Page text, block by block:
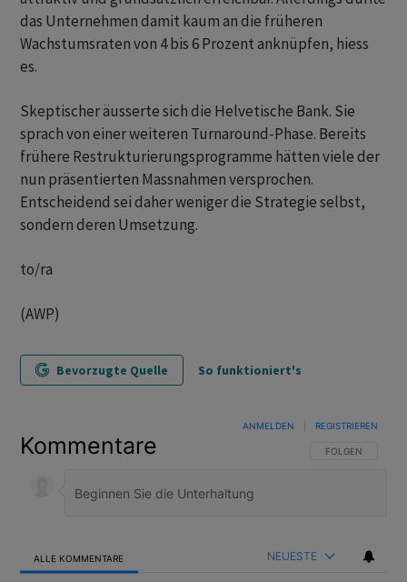
das Unternehmen damit kaum an die früheren
Wachstumsraten von 4 bis 6 Prozent anknüpfen, hiess
es.
Skeptischer äusserte sich die Helvetische Bank. Sie
sprach von einer weiteren Turnaround-Phase. Bereits
frühere Restrukturierungsprogramme hätten viele der
nun präsentierten Massnahmen versprochen.
Entscheidend sei daher weniger die Strategie selbst,
sondern deren Umsetzung.
to/ra
(AWP)
Bevorzugte Quelle So funktioniert's
Kommentare FOLGE DIESER
FOLGEN
ANMELDEN REGISTRIEREN
ALLE KOMMENTARE NEUESTE